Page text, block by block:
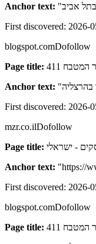
Anchor text: "בתל אביב
First discovered: 2026-
blogspot.comDofollow
Page title:
411
Anchor text: "בהרצליה
First discovered: 2026-
mzr.co.ilDofollow
Page title: - ישראלי
Anchor text: "https://
First discovered: 2026-
blogspot.comDofollow
Page title:
411